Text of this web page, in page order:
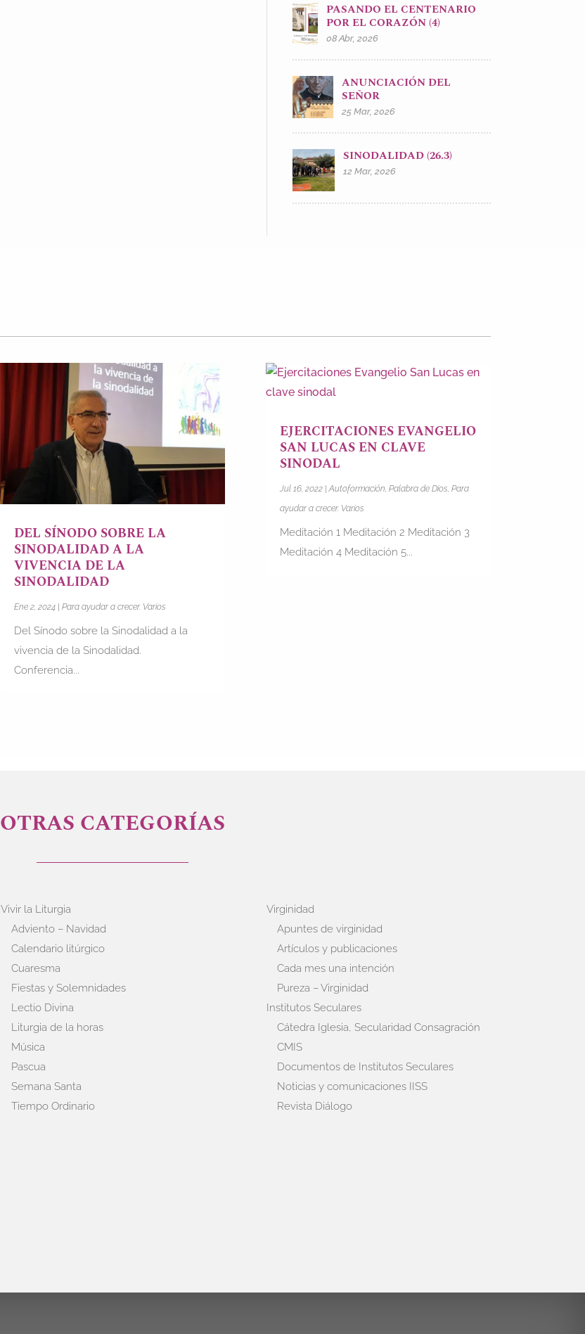
PASANDO EL CENTENARIO
POR EL CORAZÓN (4)
08 Abr, 2026
ANUNCIACIÓN DEL
SEÑOR
25 Mar, 2026
SINODALIDAD (26.3)
12 Mar, 2026
DEL SÍNODO SOBRE LA
SINODALIDAD A LA
VIVENCIA DE LA
SINODALIDAD
Ene 2, 2024| Para ayudar a crecer. Varios
Del Sínodo sobre la Sinodalidad a la
vivencia de la Sinodalidad.
Conferencia...
EJERCITACIONES EVANGELIO
SAN LUCAS EN CLAVE
SINODAL
Jul 16, 2022|Autoformación, Palabra de Dios, Para
ayudar a crecer. Varios
Meditación 1 Meditación 2 Meditación 3
Meditación 4 Meditación 5...
OTRAS CATEGORÍAS
Vivir la Liturgia
Adviento – Navidad
Calendario litúrgico
Cuaresma
Fiestas y Solemnidades
Lectio Divina
Liturgia de la horas
Música
Pascua
Semana Santa
Tiempo Ordinario
Virginidad
Apuntes de virginidad
Artículos y publicaciones
Cada mes una intención
Pureza – Virginidad
Institutos Seculares
Cátedra Iglesia, Secularidad Consagración
CMIS
Documentos de Institutos Seculares
Noticias y comunicaciones IISS
Revista Diálogo